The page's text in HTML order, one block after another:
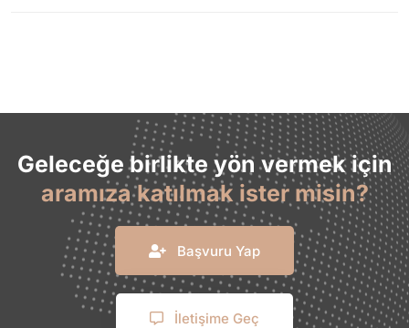
Geleceğe birlikte yön vermek için
aramıza katılmak ister misin?
Başvuru Yap
İletişime Geç